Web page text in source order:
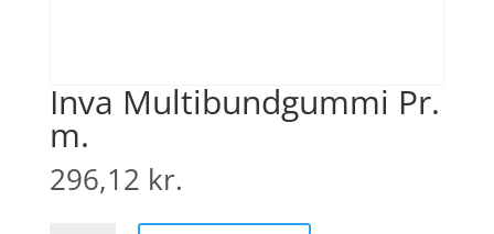
Inva Multibundgummi Pr.
m.
296,12 kr.